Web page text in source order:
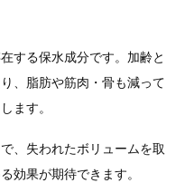
する保水成分です。加齢と
、脂肪や筋肉・骨も減って
ます。
、失われたボリュームを取
効果が期待できます。